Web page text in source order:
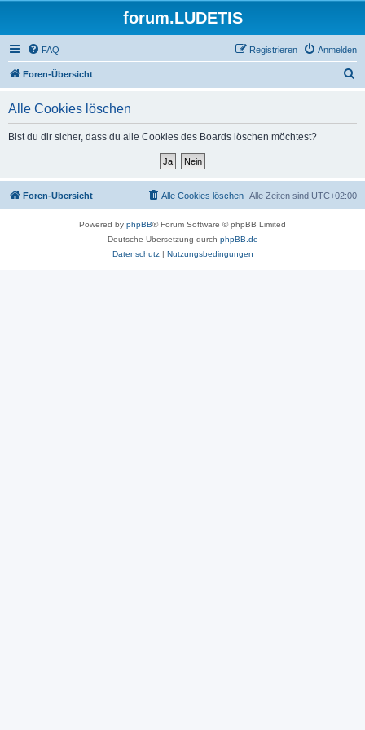
forum.LUDETIS
FAQ Anmelden
Registrieren
Foren-Übersicht
Alle Cookies löschen
Bist du dir sicher, dass du alle Cookies des Boards löschen möchtest?
Foren-Übersicht Alle Zeiten sind UTC+02:00
Alle Cookies löschen
Powered by phpBB® Forum Software © phpBB Limited
Deutsche Übersetzung durch phpBB.de
Datenschutz| Nutzungsbedingungen